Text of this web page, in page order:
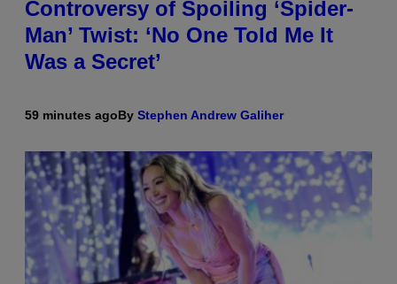
Controversy of Spoiling ‘Spider-
Man’ Twist: ‘No One Told Me It
Was a Secret’
59 minutes agoBy Stephen Andrew Galiher